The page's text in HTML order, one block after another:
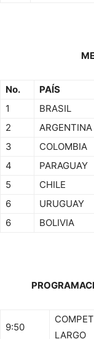
No. PAÍS
1
BRASIL
2
ARGENTINA
3
COLOMBIA
4
PARAGUAY
5
CHILE
6
URUGUAY
6
BOLIVIA
9:50
LARGO